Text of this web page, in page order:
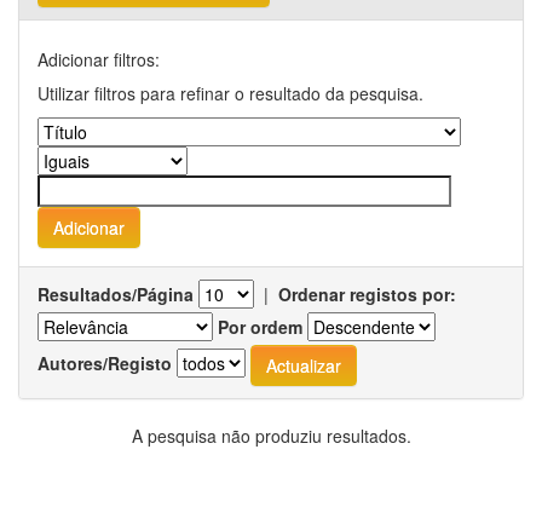
Adicionar filtros:
Utilizar filtros para refinar o resultado da pesquisa.
Resultados/Página | Ordenar registos por:
Por ordem
Autores/Registo
A pesquisa não produziu resultados.